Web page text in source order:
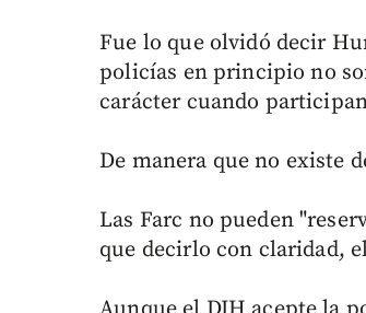
Fue lo que olvidó decir
policías en principio no
carácter cuando
De manera que no existe
Las Farc no pueden
que decirlo con claridad,